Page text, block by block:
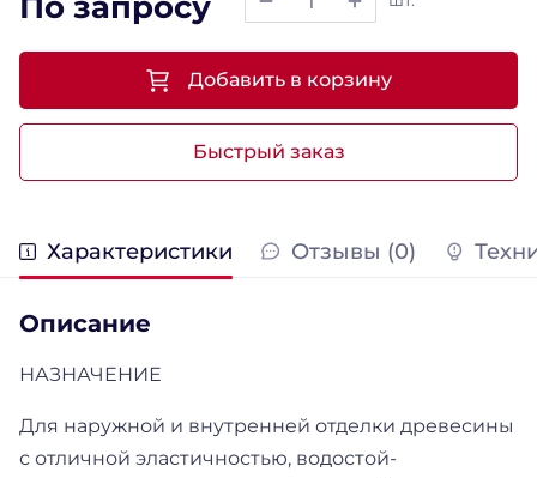
Быстрый заказ
Добавить в корзину
Характеристики Отзывы (0)
Описание
НАЗНАЧЕНИЕ
Для наружной и внутренней отделки древесины
с отличной эластичностью, водостой-